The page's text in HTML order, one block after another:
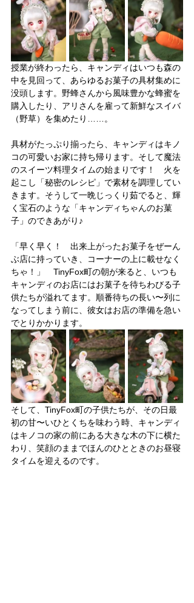
授業が終わったら、キャンディはいつも森の
中を見回って、あらゆるお菓子の具材集めに
没頭します。野蜂さんから風味豊かな蜂蜜を
購入したり、アリさんを雇って新鮮なスイバ
（野草）を集めたり……。
具材がたっぷり揃ったら、キャンディはキノ
コの可愛いお家に持ち帰ります。そして魔法
のスイーツ料理タイムの始まりです！　火を
起こし「秘密のレシピ」で素材を調理してい
きます。そうして一晩じっくり茹でると、輝
く宝石のような「キャンディちゃんのお菓
子」のできあがり♪
「早く早く！　出来上がったお菓子をぜーん
ぶ店に持っていき、コーナーの上に載せなく
ちゃ！」　TinyFox町の朝が来ると、いつも
キャンディのお店にはお菓子を待ちわびる子
供たちが溢れてます。順番待ちの長い〜列に
なってしまう前に、彼女はお店の準備を急い
でとりかかります。
そして、TinyFox町の子供たちが、その日最
初の甘〜いひとくちを味わう時、キャンディ
はキノコの家の前にある大きな木の下に横た
わり、笑顔のままでほんのひとときのお昼寝
タイムを迎えるのです。